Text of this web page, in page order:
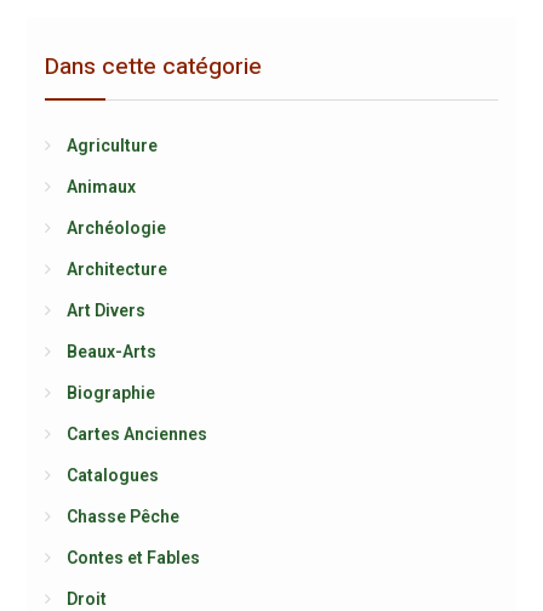
Dans cette catégorie
Agriculture
Animaux
Archéologie
Architecture
Art Divers
Beaux-Arts
Biographie
Cartes Anciennes
Catalogues
Chasse Pêche
Contes et Fables
Droit